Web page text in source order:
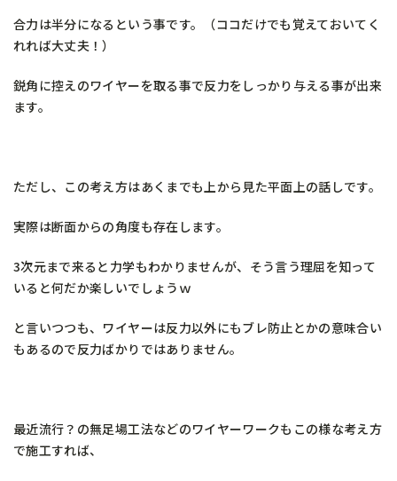
合力は半分になるという事です。（ココだけでも覚えておいてく
れれば大丈夫！）
鋭角に控えのワイヤーを取る事で反力をしっかり与える事が出来
ます。
ただし、この考え方はあくまでも上から見た平面上の話しです。
実際は断面からの角度も存在します。
3次元まで来ると力学もわかりませんが、そう言う理屈を知って
いると何だか楽しいでしょうｗ
と言いつつも、ワイヤーは反力以外にもブレ防止とかの意味合い
もあるので反力ばかりではありません。
最近流行？の無足場工法などのワイヤーワークもこの様な考え方
で施工すれば、